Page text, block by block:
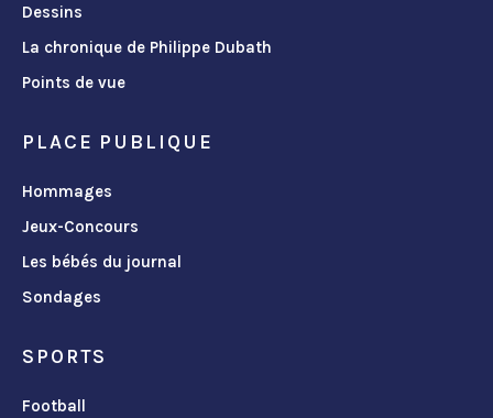
Dessins
La chronique de Philippe Dubath
Points de vue
PLACE PUBLIQUE
Hommages
Jeux-Concours
Les bébés du journal
Sondages
SPORTS
Football